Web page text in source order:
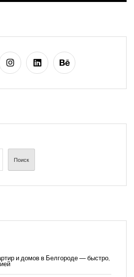
Поиск
и домов в Белгороде — быстро,